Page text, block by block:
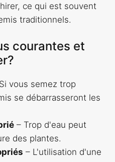
ce qui est souvent
traditionnels.
courantes et
vous semez trop
se débarrasseront les
– Trop d'eau peut
des plantes.
– L'utilisation d'une